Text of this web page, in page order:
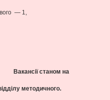
— 1,
7.
Вакансії станом на
методичного.